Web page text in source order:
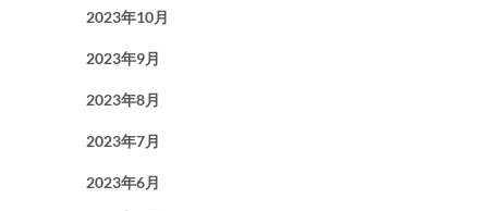
2023年10月
2023年9月
2023年8月
2023年7月
2023年6月